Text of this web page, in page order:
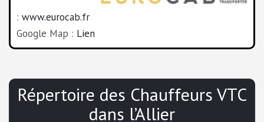
: www.eurocab.fr
Google Map : Lien
Répertoire des Chauffeurs VTC
dans l’Allier